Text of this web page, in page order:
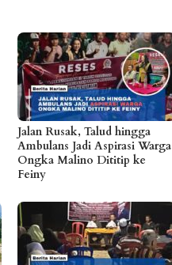
Jalan Rusak, Talud hingga
Ambulans Jadi Aspirasi Warga
Ongka Malino Dititip ke
Feiny